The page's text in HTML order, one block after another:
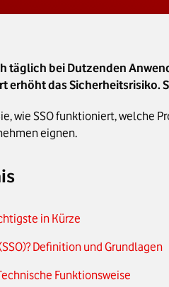
täglich bei Dutzenden
erhöht das Sicherheitsrisiko.
wie SSO funktioniert, welche
eignen.
in Kürze
Definition und Grundlagen
Funktionsweise